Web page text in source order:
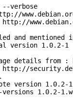
--verbose
http://
and mentioned
version 1.0.2-1
details
http://
version 1.0.2-
versions 1.0.2-